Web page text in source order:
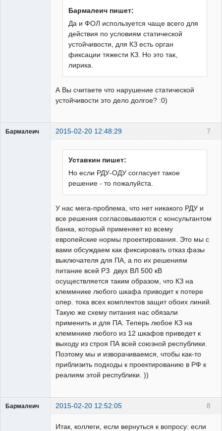
Бармалеич пишет:
Да и ФОЛ используется чаще всего для
действия по условиям статической
устойчивости, для КЗ есть орган
фиксации тяжести КЗ. Но это так,
лирика.
А Вы считаете что нарушение статической
устойчивости это дело долгое? :0)
7
Бармалеич 2015-02-20 12:48:29
Уставкин пишет:
Но если РДУ-ОДУ согласует такое
решение - то пожалуйста.
У нас мега-проблема, что нет никакого РДУ и
все решения согласовываются с консультантом
банка, который применяет ко всему
европейские нормы проектирования. Это мы с
вами обсуждаем как фиксировать отказ фазы
выключателя для ПА, а по их решениям
питание всей РЗ двух ВЛ 500 кВ
осуществляется таким образом, что КЗ на
клеммнике любого шкафа приводит к потере
опер. тока всех комплектов защит обоих линий.
Такую же схему питания нас обязали
применить и для ПА. Теперь любое КЗ на
клеммнике любого из 12 шкафов приведет к
выходу из строя ПА всей союзной республики.
Поэтому мы и изворачиваемся, чтобы как-то
приблизить подходы к проектированию в РФ к
реалиям этой республики. ))
8
Бармалеич 2015-02-20 12:52:05
Итак, коллеги, если вернуться к вопросу: если